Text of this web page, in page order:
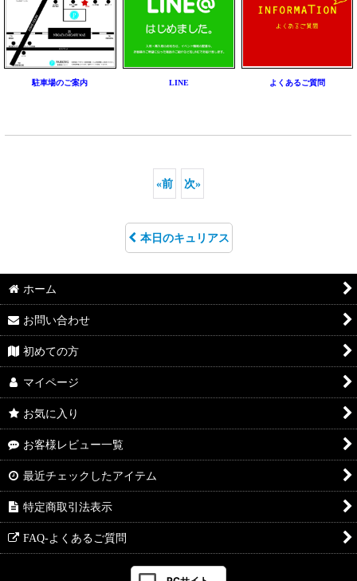
駐車場のご案内 LINE よくあるご質問
«前 次»
本日のキュリアス
ホーム
お問い合わせ
初めての方
マイページ
お気に入り
お客様レビュー一覧
最近チェックしたアイテム
特定商取引法表示
FAQ-よくあるご質問